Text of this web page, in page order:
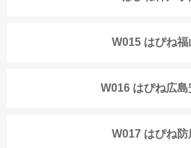
W015 はぴね福
W016 はぴね広島
W017 はぴね防